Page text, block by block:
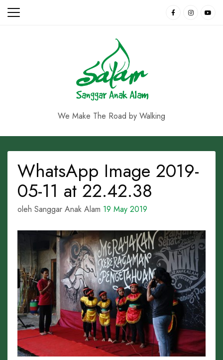
Skip
We Make The Road by Walking
WhatsApp Image 2019-
05-11 at 22.42.38
oleh Sanggar Anak Alam 19 May 2019